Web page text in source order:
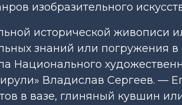
изобразительного
исторической живописи
знаний или погружения
Национального
Владислав Сергеев. —
в вазе, глиняный кувшин